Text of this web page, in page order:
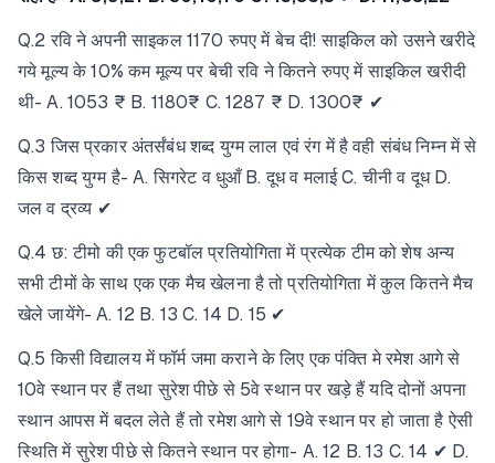
Q.2 रवि ने अपनी साइकल 1170 रुपए में बेच दी! साइकिल को उसने खरीदे
गये मूल्य के 10% कम मूल्य पर बेची रवि ने कितने रुपए में साइकिल खरीदी
थी- A. 1053 ₹ B. 1180₹ C. 1287 ₹ D. 1300₹ ✔
Q.3 जिस प्रकार अंतर्संबंध शब्द युग्म लाल एवं रंग में है वही संबंध निम्न में से
किस शब्द युग्म है- A. सिगरेट व धुआँ B. दूध व मलाई C. चीनी व दूध D.
जल व द्रव्य ✔
Q.4 छ: टीमो की एक फुटबॉल प्रतियोगिता में प्रत्येक टीम को शेष अन्य
सभी टीमों के साथ एक एक मैच खेलना है तो प्रतियोगिता में कुल कितने मैच
खेले जायेंगे- A. 12 B. 13 C. 14 D. 15 ✔
Q.5 किसी विद्यालय में फॉर्म जमा कराने के लिए एक पंक्ति मे रमेश आगे से
10वे स्थान पर हैं तथा सुरेश पीछे से 5वे स्थान पर खड़े हैं यदि दोनों अपना
स्थान आपस में बदल लेते हैं तो रमेश आगे से 19वे स्थान पर हो जाता है ऐसी
स्थिति में सुरेश पीछे से कितने स्थान पर होगा- A. 12 B. 13 C. 14 ✔ D.